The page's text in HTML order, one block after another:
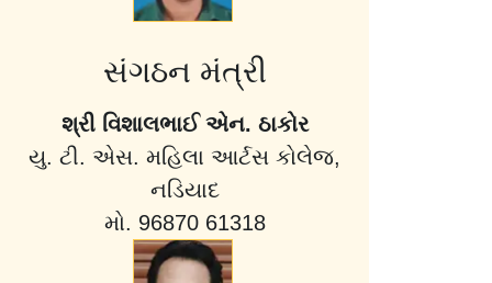
સંગઠન મંત્રી
શ્રી વિશાલભાઈ એન. ઠાકોર
યુ. ટી. એસ. મહિલા આર્ટસ કોલેજ,
નડિયાદ
મો. 96870 61318